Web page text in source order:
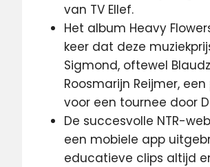
van TV Ellef.
Het album Heavy
keer dat deze
Sigmond, oftewel
Roosmarijn Reijmer,
voor een tournee door
De succesvolle NTR-
een mobiele app
educatieve clips altijd